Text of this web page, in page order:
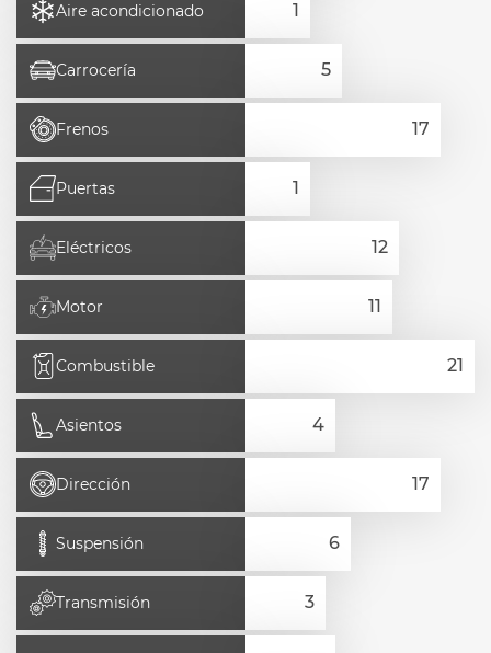
Aire acondicionado
Carrocería
Frenos
Puertas
Eléctricos
Motor
Combustible
Asientos
Dirección
Suspensión
Transmisión